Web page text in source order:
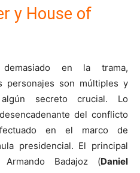
y House of
en la trama,
personajes son múltiples y
secreto crucial. Lo
del conflicto
en el marco de
presidencial. El principal
Armando Badajoz (Daniel